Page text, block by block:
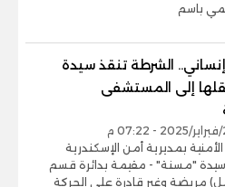
باسم
الشرطة تنقذ سيدة
إلى المستشفى
بمديرية أمن الإسكندرية
"مسنة" - مقيمة بدائرة قسم
مريضة وغير قادرة على الحركة